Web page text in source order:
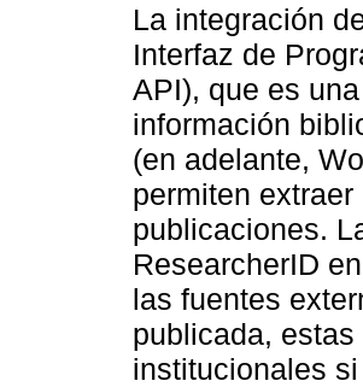
La integración
Interfaz de
API), que es
información
(en adelante,
permiten
publicaciones.
ResearcherID
las fuentes
publicada,
institucionales